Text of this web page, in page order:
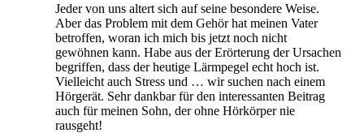
Jeder von uns altert sich auf seine besondere Weise.
Aber das Problem mit dem Gehör hat meinen Vater
betroffen, woran ich mich bis jetzt noch nicht
gewöhnen kann. Habe aus der Erörterung der Ursachen
begriffen, dass der heutige Lärmpegel echt hoch ist.
Vielleicht auch Stress und … wir suchen nach einem
Hörgerät. Sehr dankbar für den interessanten Beitrag
auch für meinen Sohn, der ohne Hörkörper nie
rausgeht!